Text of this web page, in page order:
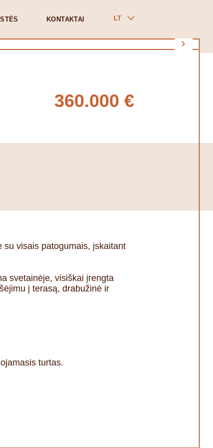
KONTAKTAI LT
360.000 €
su visais patogumais, įskaitant
svetainėje, visiškai įrengta
į terasą, drabužinė ir
turtas.